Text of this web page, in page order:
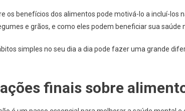
os benefícios dos alimentos pode motivá-lo a incluí-los
e grãos, e como eles podem beneficiar sua saúde
simples no seu dia a dia pode fazer uma grande
finais sobre